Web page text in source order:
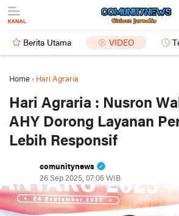
Berita Utama VIDEO
Home › Hari Agraria
Hari Agraria : Nusron
AHY Dorong Layanan
Lebih Responsif
comunitynews
26 Sep 2025, 07:06 WIB